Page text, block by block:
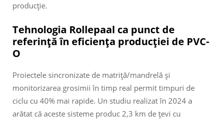
producție.
Tehnologia Rollepaal ca punct de
referință în eficiența producției de PVC-
O
Proiectele sincronizate de matriță/mandrelă și
monitorizarea grosimii în timp real permit timpuri de
ciclu cu 40% mai rapide. Un studiu realizat în 2024 a
arătat că aceste sisteme produc 2,3 km de țevi cu